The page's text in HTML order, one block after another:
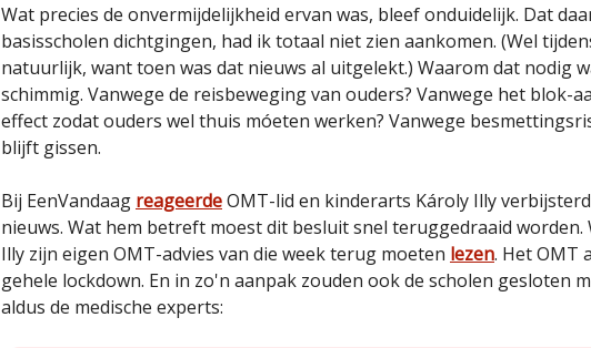
Wat precies de onvermijdelijkheid ervan was, bleef onduidelijk. Dat
basisscholen dichtgingen, had ik totaal niet zien aankomen. (Wel
natuurlijk, want toen was dat nieuws al uitgelekt.) Waarom dat nodig
schimmig. Vanwege de reisbeweging van ouders? Vanwege het blok-
effect zodat ouders wel thuis móeten werken? Vanwege
blijft gissen.
Bij EenVandaag reageerdeOMT-lid en kinderarts Károly Illy
nieuws. Wat hem betreft moest dit besluit snel teruggedraaid worden.
Illy zijn eigen OMT-advies van die week terug moeten lezen. Het OMT
gehele lockdown. En in zo'n aanpak zouden ook de scholen gesloten
aldus de medische experts: